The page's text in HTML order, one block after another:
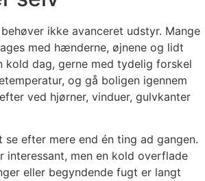
ikke avanceret udstyr. Mange
med hænderne, øjnene og lidt
kold dag, gerne med tydelig forskel
og gå boligen igennem
ved hjørner, vinduer, gulvkanter
se efter mere end én ting ad gangen.
interessant, men en kold overflade
eller begyndende fugt er langt